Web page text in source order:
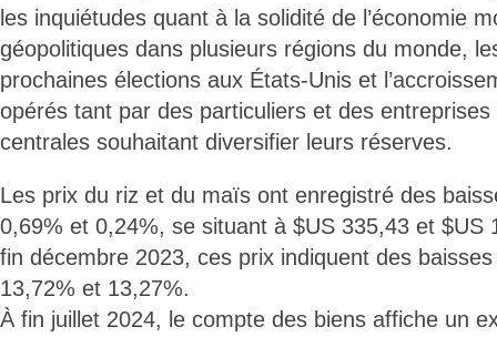
les inquiétudes quant à la solidité de l’économie
géopolitiques dans plusieurs régions du monde,
prochaines élections aux États-Unis et
opérés tant par des particuliers et des
centrales souhaitant diversifier leurs réserves.
Les prix du riz et du maïs ont enregistré des
0,69% et 0,24%, se situant à $US 335,43 et $US
fin décembre 2023, ces prix indiquent des
13,72% et 13,27%.
À fin juillet 2024, le compte des biens affiche un